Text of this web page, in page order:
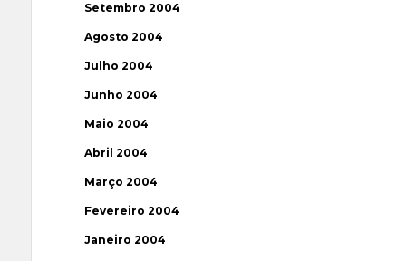
Setembro 2004
Agosto 2004
Julho 2004
Junho 2004
Maio 2004
Abril 2004
Março 2004
Fevereiro 2004
Janeiro 2004